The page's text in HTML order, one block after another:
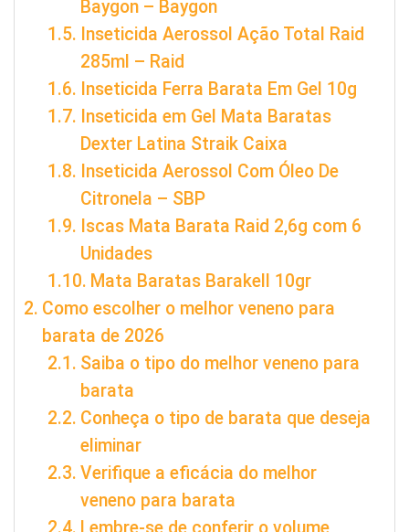
Baygon – Baygon
Inseticida Aerossol Ação Total Raid
285ml – Raid
Inseticida Ferra Barata Em Gel 10g
Inseticida em Gel Mata Baratas
Dexter Latina Straik Caixa
Inseticida Aerossol Com Óleo De
Citronela – SBP
Iscas Mata Barata Raid 2,6g com 6
Unidades
Mata Baratas Barakell 10gr
Como escolher o melhor veneno para
barata de 2026
Saiba o tipo do melhor veneno para
barata
Conheça o tipo de barata que deseja
eliminar
Verifique a eficácia do melhor
veneno para barata
Lembre-se de conferir o volume